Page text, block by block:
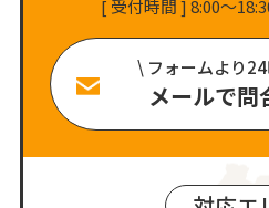
[ 受付時間 ] 8:00〜
\ フォームより
メールで問